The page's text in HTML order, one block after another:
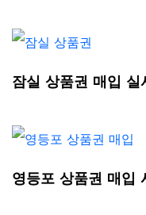
잠실 상품권 매입
영등포 상품권 매입